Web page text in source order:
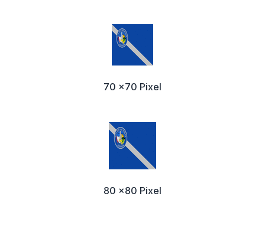
70 x70 Pixel
80 x80 Pixel